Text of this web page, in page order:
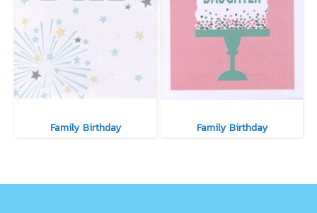
Family Birthday Family Birthday